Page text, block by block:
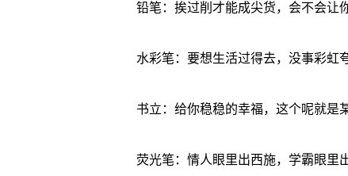
铅笔：挨过削才能成尖货，会不会让
水彩笔：要想生活过得去，没事彩虹
书立：给你稳稳的幸福，这个呢就是
荧光笔：情人眼里出西施，学霸眼里